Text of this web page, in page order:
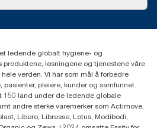
ledende globalt hygiene- og
produktene, løsningene og tjenestene våre
verden. Vi har som mål å forbedre
pleiere, kunder og samfunnet.
150 land under de ledende globale
andre sterke varemerker som Actimove,
Libero, Libresse, Lotus, Modibodi,